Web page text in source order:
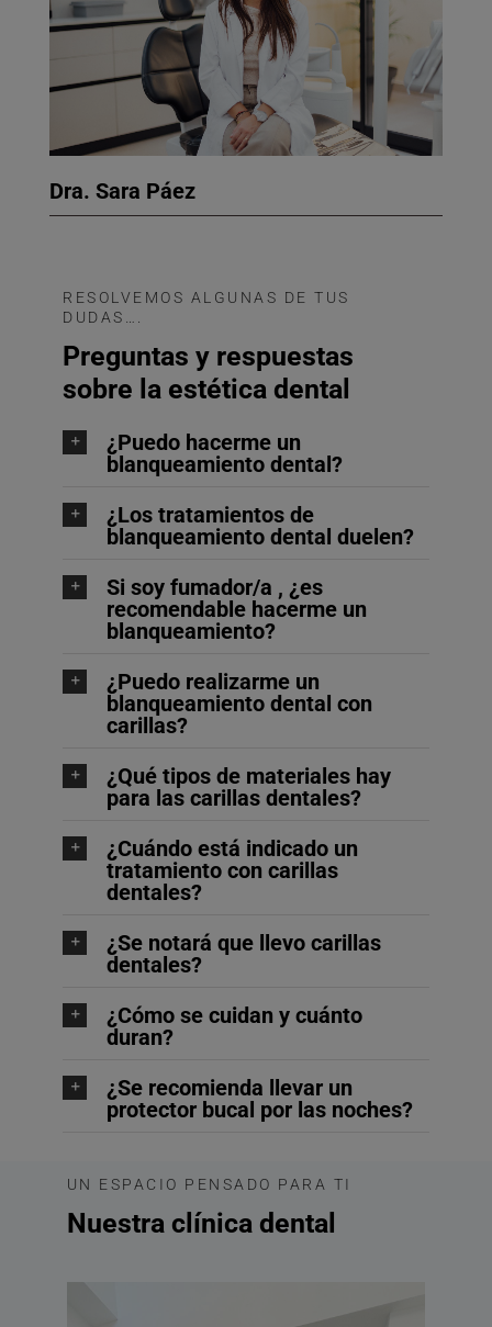
Dra. Sara Páez
RESOLVEMOS ALGUNAS DE TUS
DUDAS….
Preguntas y respuestas
sobre la estética dental
¿Puedo hacerme un
blanqueamiento dental?
¿Los tratamientos de
blanqueamiento dental duelen?
Si soy fumador/a , ¿es
recomendable hacerme un
blanqueamiento?
¿Puedo realizarme un
blanqueamiento dental con
carillas?
¿Qué tipos de materiales hay
para las carillas dentales?
¿Cuándo está indicado un
tratamiento con carillas
dentales?
¿Se notará que llevo carillas
dentales?
¿Cómo se cuidan y cuánto
duran?
¿Se recomienda llevar un
protector bucal por las noches?
UN ESPACIO PENSADO PARA TI
Nuestra clínica dental